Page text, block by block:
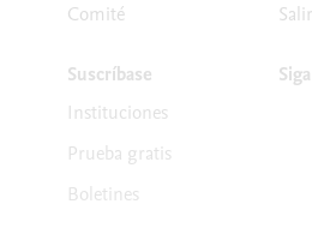
Comité
Suscríbase
Instituciones
Prueba gratis
Boletines
Salir